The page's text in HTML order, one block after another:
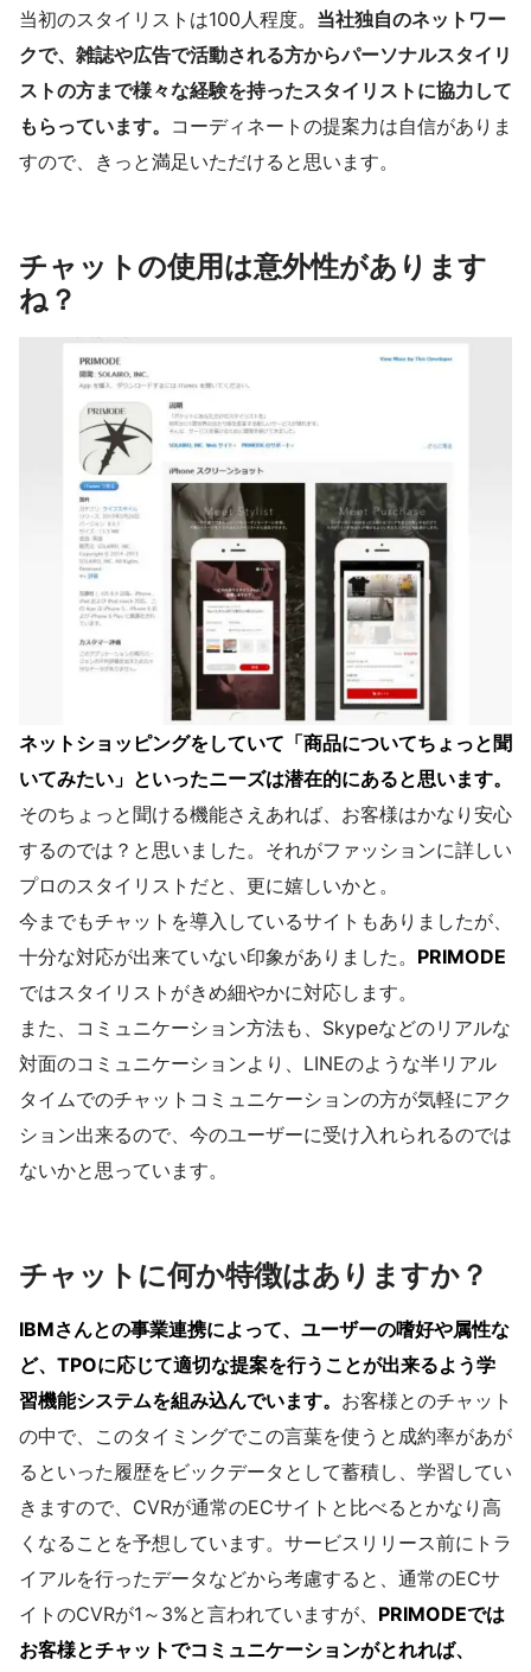
当初のスタイリストは100人程度。 当社独自のネットワー
クで、雑誌や広告で活動される方からパーソナルスタイリ
ストの方まで様々な経験を持ったスタイリストに協力して
もらっています。 コーディネートの提案力は自信がありま
すので、きっと満足いただけると思います。
チャットの使用は意外性があります
ね？
ネットショッピングをしていて「商品についてちょっと聞
いてみたい」といったニーズは潜在的にあると思います。
そのちょっと聞ける機能さえあれば、お客様はかなり安心
するのでは？と思いました。それがファッションに詳しい
プロのスタイリストだと、更に嬉しいかと。
今までもチャットを導入しているサイトもありましたが、
十分な対応が出来ていない印象がありました。 PRIMODE
ではスタイリストがきめ細やかに対応します。
また、コミュニケーション方法も、Skypeなどのリアルな
対面のコミュニケーションより、LINEのような半リアル
タイムでのチャットコミュニケーションの方が気軽にアク
ション出来るので、今のユーザーに受け入れられるのでは
ないかと思っています。
チャットに何か特徴はありますか？
IBMさんとの事業連携によって、ユーザーの嗜好や属性な
ど、TPOに応じて適切な提案を行うことが出来るよう学
習機能システムを組み込んでいます。 お客様とのチャット
の中で、このタイミングでこの言葉を使うと成約率があが
るといった履歴をビックデータとして蓄積し、学習してい
きますので、CVRが通常のECサイトと比べるとかなり高
くなることを予想しています。サービスリリース前にトラ
イアルを行ったデータなどから考慮すると、通常のECサ
イトのCVRが1～3%と言われていますが、 PRIMODEでは
お客様とチャットでコミュニケーションがとれれば、